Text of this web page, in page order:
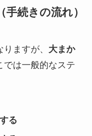
続きの流れ）
ますが、 大まか
では一般的なステ
る